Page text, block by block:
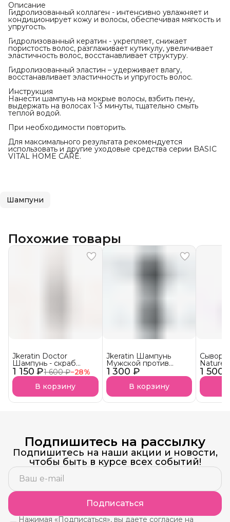
Описание
Гидролизованный коллаген - интенсивно увлажняет и
кондиционирует кожу и волосы, обеспечивая мягкость и
упругость.
Гидролизованный кератин - укрепляет, снижает
пористость волос, разглаживает кутикулу, увеличивает
эластичность волос, восстанавливает структуру.
Гидролизованный эластин – удерживает влагу,
восстанавливает эластичность и упругость волос.
Инструкция
Нанести шампунь на мокрые волосы, взбить пену,
выдержать на волосах 1-3 минуты, тщательно смыть
теплой водой.
При необходимости повторить.
Для максимального результата рекомендуется
использовать и другие уходовые средства серии BASIC
VITAL HOME CARE.
Шампуни
Похожие товары
1 150 ₽1 600 ₽−28%
Jkeratin Doctor
Шампунь - скраб
Doctor СКОРО В
НАЛИЧИИ!
В корзину
1 300 ₽
Jkeratin Шампунь
Мужской против
выпадения волос
JMan СКОРО В
НАЛИЧИИ!В корзину
1 500
Nature
волос
Подпишитесь на рассылку
Подпишитесь на наши акции и новости,
чтобы быть в курсе всех событий!
Подписаться
Нажимая «Подписаться», вы даете согласие на